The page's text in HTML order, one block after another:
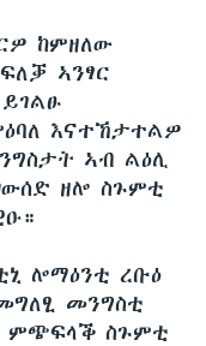
ከምዘለው
ኣንፃር
እናተኸታተልዎ
ኣብ ልዕሊ
ዘሎ ስጉምቲ
ሎማዕንቲ ረቡዕ
መንግስቲ
ምጭፍላቕ ስጉምቲ